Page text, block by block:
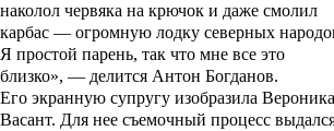
наколол червяка на крючок и даже смолил
карбас — огромную лодку северных
Я простой парень, так что мне все это
близко», — делится Антон Богданов.
Его экранную супругу изобразила Вероника
Васант. Для нее съемочный процесс